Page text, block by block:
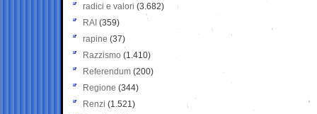
radici e valori (3.682)
RAI (359)
rapine (37)
Razzismo (1.410)
Referendum (200)
Regione (344)
Renzi (1.521)